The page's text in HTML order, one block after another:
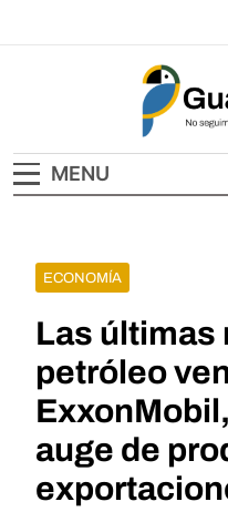
MENU
ECONOMÍA
Las últimas
petróleo
auge de